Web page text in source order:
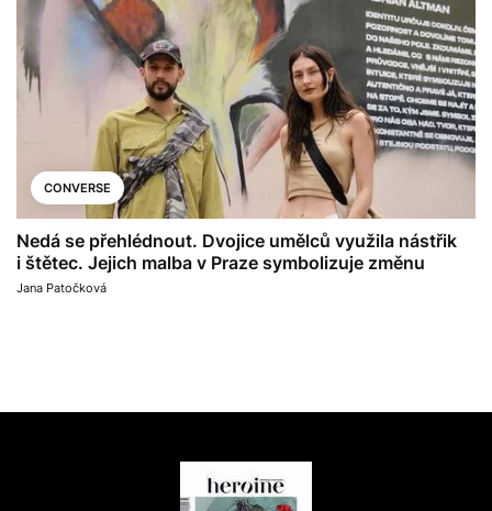
CONVERSE
Nedá se přehlédnout. Dvojice umělců využila nástřik
i štětec. Jejich malba v Praze symbolizuje změnu
Jana Patočková